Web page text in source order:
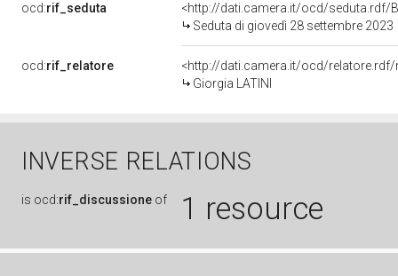
ocd:rif_seduta
<http://dati.camera.it/ocd/seduta.rdf/
Seduta di giovedì 28 settembre 2023
ocd:rif_relatore
<http://dati.camera.it/ocd/relatore.rdf/
Giorgia LATINI
INVERSE RELATIONS
is ocd:rif_discussione of 1 resource